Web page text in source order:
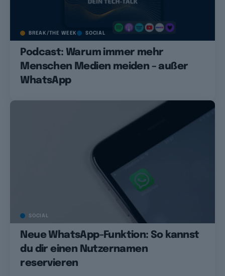
BREAK/THE WEEK SOCIAL
Podcast: Warum immer mehr
Menschen Medien meiden – außer
WhatsApp
SOCIAL
Neue WhatsApp-Funktion: So kannst
du dir einen Nutzernamen
reservieren